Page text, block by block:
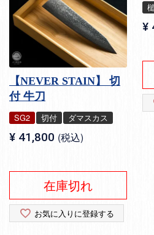
【NEVER STAIN】 切
付 牛刀
SG2 切付 ダマスカス
¥ 41,800 税込
在庫切れ
お気に入りに登録する
¥